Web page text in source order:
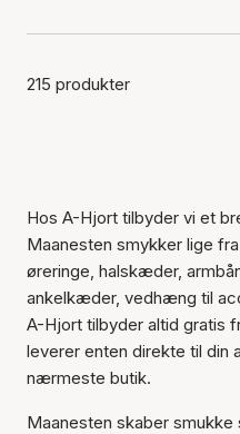
215 produkter
Hos A-Hjort tilbyder vi et
Maanesten smykker lige
øreringe, halskæder,
ankelkæder, vedhæng til
A-Hjort tilbyder altid gratis
leverer enten direkte til din
nærmeste butik.
Maanesten skaber smukke